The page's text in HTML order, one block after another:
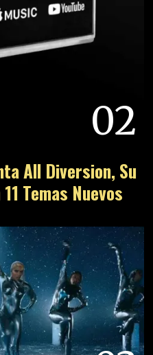
02
All Diversion, Su
Temas Nuevos